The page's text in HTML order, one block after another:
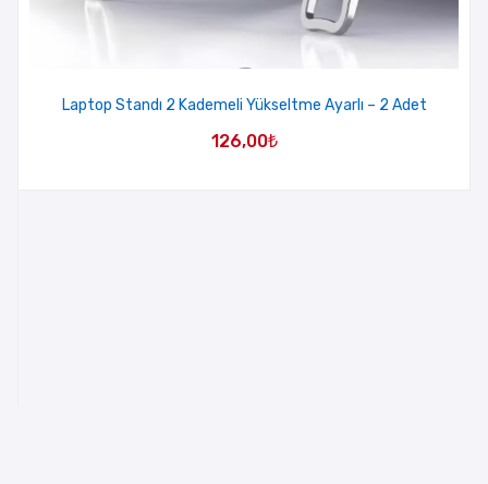
Laptop Standı 2 Kademeli Yükseltme Ayarlı – 2 Adet
126,00₺